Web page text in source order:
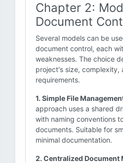
Chapter 2:
Document
Several models can be
document control, each
weaknesses. The choice
project's size, complexity,
requirements.
1. Simple File
approach uses a shared
with naming conventions
documents. Suitable for
minimal documentation.
2. Centralized Document